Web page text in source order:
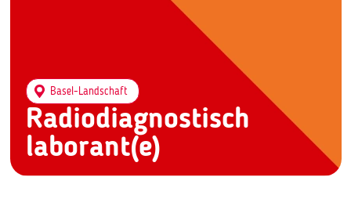
Radiodiagnostisch
laborant(e)
Basel-Landschaft